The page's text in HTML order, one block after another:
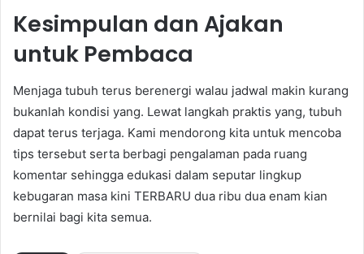
Kesimpulan dan Ajakan
untuk Pembaca
Menjaga tubuh terus berenergi walau jadwal makin kurang
bukanlah kondisi yang. Lewat langkah praktis yang, tubuh
dapat terus terjaga. Kami mendorong kita untuk mencoba
tips tersebut serta berbagi pengalaman pada ruang
komentar sehingga edukasi dalam seputar lingkup
kebugaran masa kini TERBARU dua ribu dua enam kian
bernilai bagi kita semua.